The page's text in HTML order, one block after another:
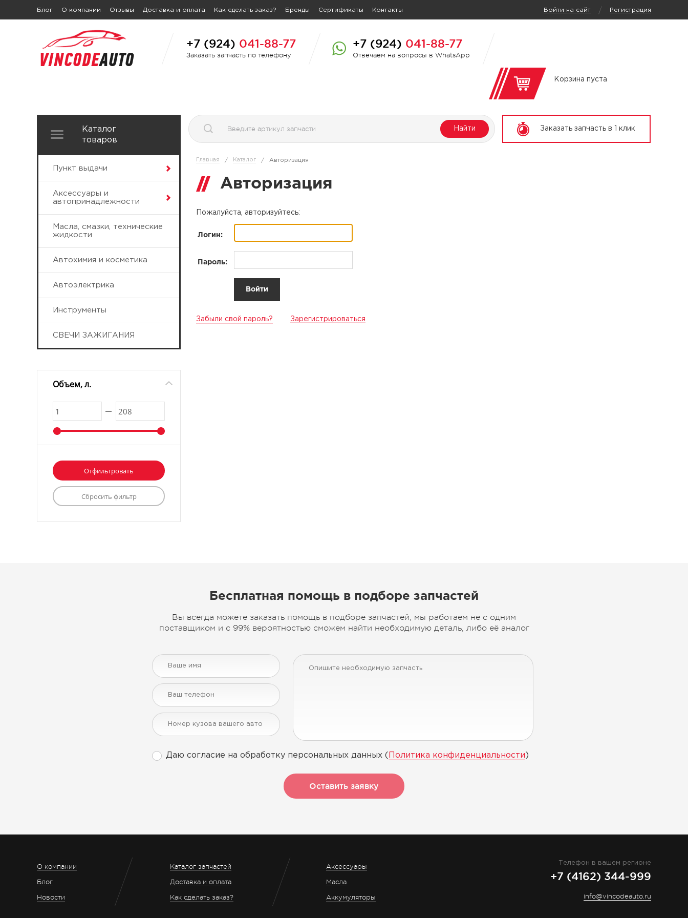
Блог О компании Отзывы Доставка и оплата Как сделать заказ? Бренды Сертификаты Контакты Войти на сайт / Регистрация
+7 (924) 041-88-77
Заказать запчасть по телефону
+7 (924) 041-88-77
Отвечаем на вопросы в WhatsApp
Корзина пуста
Каталог
товаров
Пункт выдачи
Аксессуары и
автопринадлежности
Масла, смазки, технические
жидкости
Автохимия и косметика
Автоэлектрика
Инструменты
СВЕЧИ ЗАЖИГАНИЯ
Объем, л.
Найти Заказать запчасть в 1 клик
Главная / Каталог / Авторизация
Авторизация
Пожалуйста, авторизуйтесь:
Логин:
Пароль:
Забыли свой пароль? Зарегистрироваться
Бесплатная помощь в подборе запчастей
Вы всегда можете заказать помощь в подборе запчастей, мы работаем не с одним
поставщиком и с 99% вероятностью сможем найти необходимую деталь, либо её аналог
Даю согласие на обработку персональных данных ( Политика конфиденциальности )
Оставить заявку
О компании
Блог
Новости
Каталог запчастей
Доставка и оплата
Как сделать заказ?
Аксессуары
Масла
Аккумуляторы
Телефон в вашем регионе
+7 (4162) 344-999
info@vincodeauto.ru